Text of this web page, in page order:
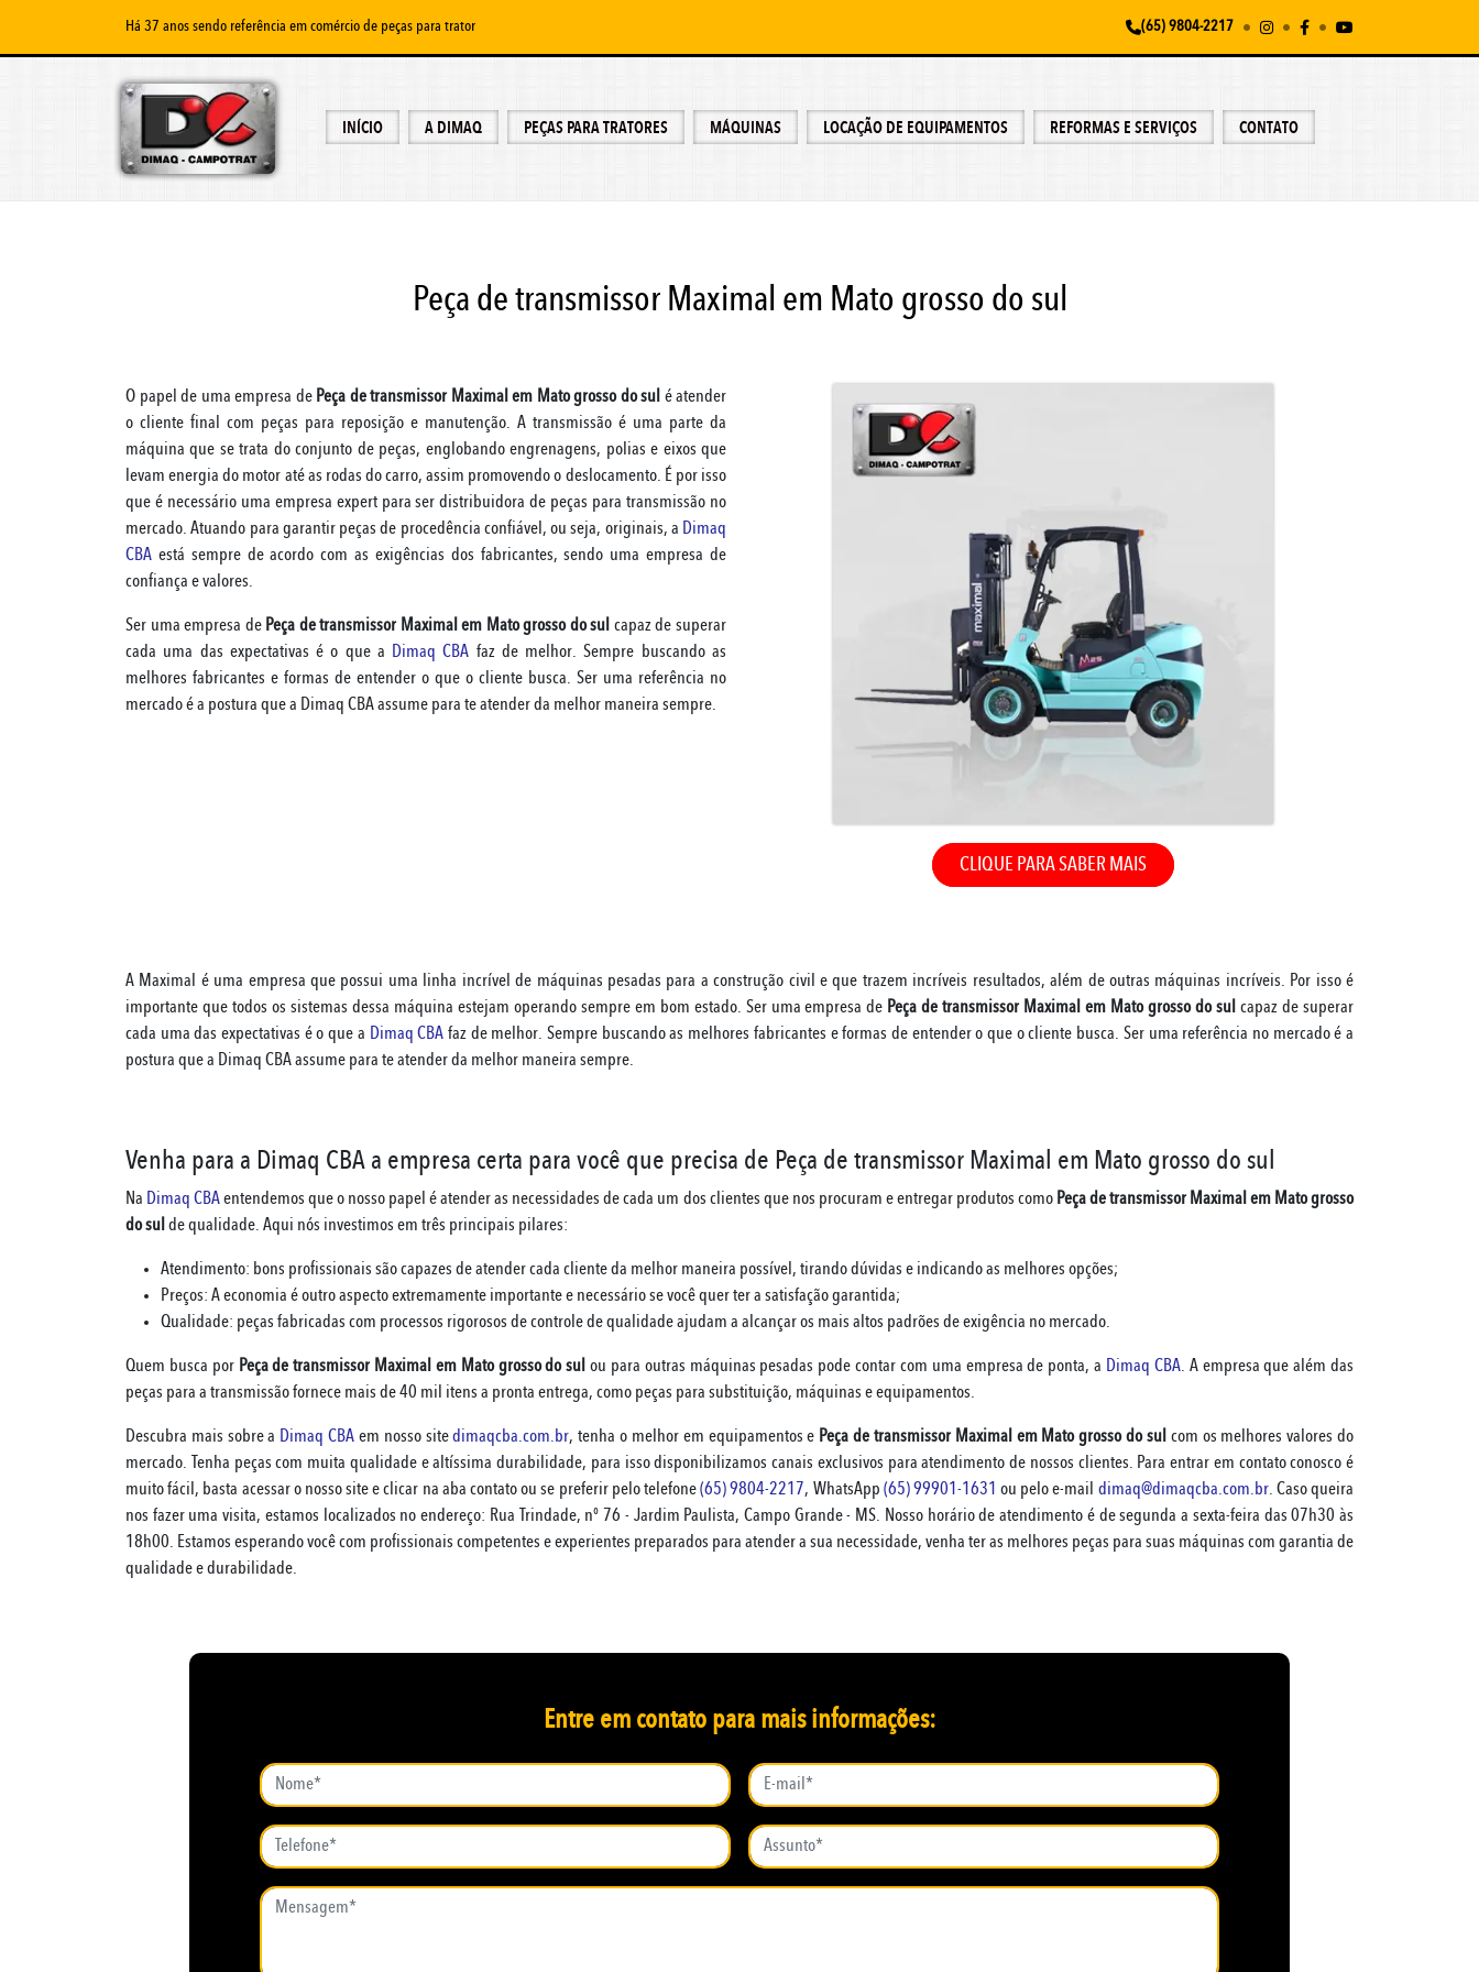
Há 37 anos sendo referência em comércio de peças para trator (65) 9804-2217
INÍCIO A DIMAQ PEÇAS PARA TRATORES MÁQUINAS LOCAÇÃO DE EQUIPAMENTOS REFORMAS E SERVIÇOS CONTATO
Peça de transmissor Maximal em Mato grosso do sul
O papel de uma empresa de Peça de transmissor Maximal em Mato grosso do sul é atender
o cliente final com peças para reposição e manutenção. A transmissão é uma parte da
máquina que se trata do conjunto de peças, englobando engrenagens, polias e eixos que
levam energia do motor até as rodas do carro, assim promovendo o deslocamento. É por isso
que é necessário uma empresa expert para ser distribuidora de peças para transmissão no
mercado. Atuando para garantir peças de procedência confiável, ou seja, originais, a Dimaq
CBA está sempre de acordo com as exigências dos fabricantes, sendo uma empresa de
confiança e valores.
Ser uma empresa de Peça de transmissor Maximal em Mato grosso do sul capaz de superar
cada uma das expectativas é o que a Dimaq CBA faz de melhor. Sempre buscando as
melhores fabricantes e formas de entender o que o cliente busca. Ser uma referência no
mercado é a postura que a Dimaq CBA assume para te atender da melhor maneira sempre.
CLIQUE PARA SABER MAIS
A Maximal é uma empresa que possui uma linha incrível de máquinas pesadas para a construção civil e que trazem incríveis resultados, além de outras máquinas incríveis. Por isso é
importante que todos os sistemas dessa máquina estejam operando sempre em bom estado. Ser uma empresa de Peça de transmissor Maximal em Mato grosso do sul capaz de superar
cada uma das expectativas é o que a Dimaq CBA faz de melhor. Sempre buscando as melhores fabricantes e formas de entender o que o cliente busca. Ser uma referência no mercado é a
postura que a Dimaq CBA assume para te atender da melhor maneira sempre.
Venha para a Dimaq CBA a empresa certa para você que precisa de Peça de transmissor Maximal em Mato grosso do sul
Na Dimaq CBAentendemos que o nosso papel é atender as necessidades de cada um dos clientes que nos procuram e entregar produtos como Peça de transmissor Maximal em Mato grosso
do sulde qualidade. Aqui nós investimos em três principais pilares:
Atendimento: bons profissionais são capazes de atender cada cliente da melhor maneira possível, tirando dúvidas e indicando as melhores opções;
Preços: A economia é outro aspecto extremamente importante e necessário se você quer ter a satisfação garantida;
Qualidade: peças fabricadas com processos rigorosos de controle de qualidade ajudam a alcançar os mais altos padrões de exigência no mercado.
Quem busca por Peça de transmissor Maximal em Mato grosso do sul ou para outras máquinas pesadas pode contar com uma empresa de ponta, a Dimaq CBA. A empresa que além das
peças para a transmissão fornece mais de 40 mil itens a pronta entrega, como peças para substituição, máquinas e equipamentos.
Descubra mais sobre a Dimaq CBA em nosso sitedimaqcba.com.br, tenha o melhor em equipamentos e Peça de transmissor Maximal em Mato grosso do sulcom os melhores valores do
mercado. Tenha peças com muita qualidade e altíssima durabilidade, para isso disponibilizamos canais exclusivos para atendimento de nossos clientes. Para entrar em contato conosco é
muito fácil, basta acessar o nosso site e clicar na aba contato ou se preferir pelo telefone(65) 9804-2217, WhatsApp (65) 99901-1631 ou pelo e-mail dimaq@dimaqcba.com.br. Caso queira
nos fazer uma visita, estamos localizados no endereço: Rua Trindade, nº 76 - Jardim Paulista, Campo Grande - MS. Nosso horário de atendimento é de segunda a sexta-feira das 07h30 às
18h00. Estamos esperando você com profissionais competentes e experientes preparados para atender a sua necessidade, venha ter as melhores peças para suas máquinas com garantia de
qualidade e durabilidade.
Entre em contato para mais informações: